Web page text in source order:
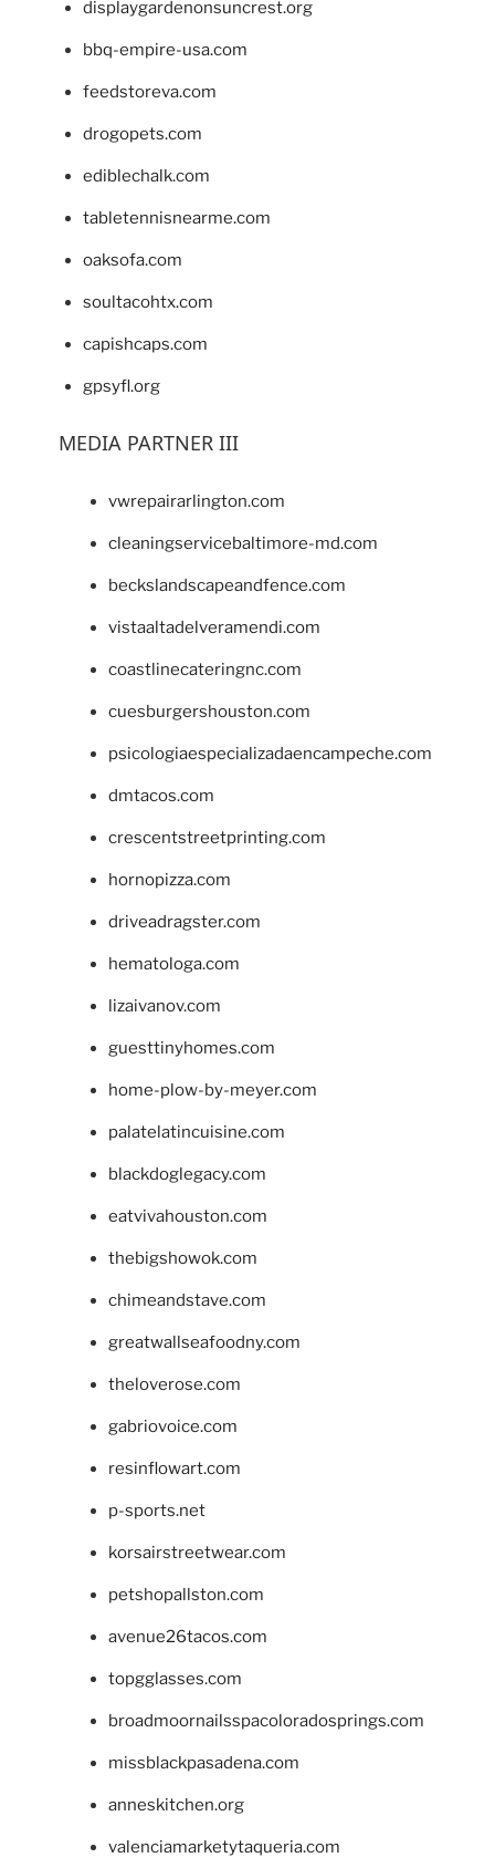
displaygardenonsuncrest.org
bbq-empire-usa.com
feedstoreva.com
drogopets.com
ediblechalk.com
tabletennisnearme.com
oaksofa.com
soultacohtx.com
capishcaps.com
gpsyfl.org
MEDIA PARTNER III
vwrepairarlington.com
cleaningservicebaltimore-md.com
beckslandscapeandfence.com
vistaaltadelveramendi.com
coastlinecateringnc.com
cuesburgershouston.com
psicologiaespecializadaencampeche.com
dmtacos.com
crescentstreetprinting.com
hornopizza.com
driveadragster.com
hematologa.com
lizaivanov.com
guesttinyhomes.com
home-plow-by-meyer.com
palatelatincuisine.com
blackdoglegacy.com
eatvivahouston.com
thebigshowok.com
chimeandstave.com
greatwallseafoodny.com
theloverose.com
gabriovoice.com
resinflowart.com
p-sports.net
korsairstreetwear.com
petshopallston.com
avenue26tacos.com
topgglasses.com
broadmoornailsspacoloradosprings.com
missblackpasadena.com
anneskitchen.org
valenciamarketytaqueria.com